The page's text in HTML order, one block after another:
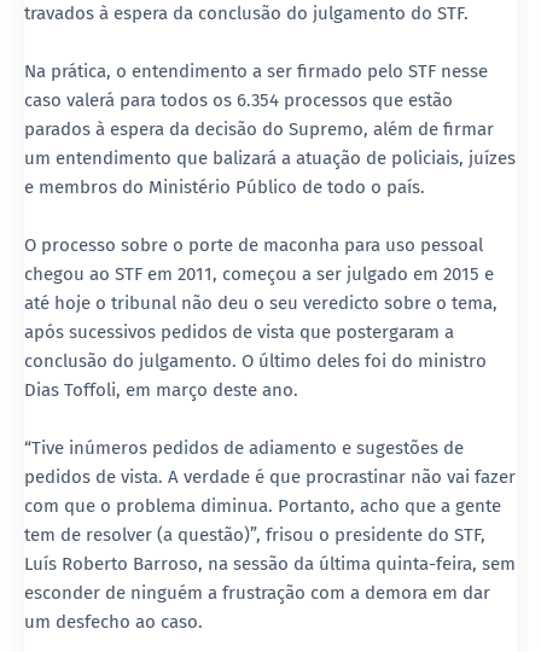
travados à espera da conclusão do julgamento do STF.
Na prática, o entendimento a ser firmado pelo STF nesse
caso valerá para todos os 6.354 processos que estão
parados à espera da decisão do Supremo, além de firmar
um entendimento que balizará a atuação de policiais, juízes
e membros do Ministério Público de todo o país.
O processo sobre o porte de maconha para uso pessoal
chegou ao STF em 2011, começou a ser julgado em 2015 e
até hoje o tribunal não deu o seu veredicto sobre o tema,
após sucessivos pedidos de vista que postergaram a
conclusão do julgamento. O último deles foi do ministro
Dias Toffoli, em março deste ano.
“Tive inúmeros pedidos de adiamento e sugestões de
pedidos de vista. A verdade é que procrastinar não vai fazer
com que o problema diminua. Portanto, acho que a gente
tem de resolver (a questão)”, frisou o presidente do STF,
Luís Roberto Barroso, na sessão da última quinta-feira, sem
esconder de ninguém a frustração com a demora em dar
um desfecho ao caso.